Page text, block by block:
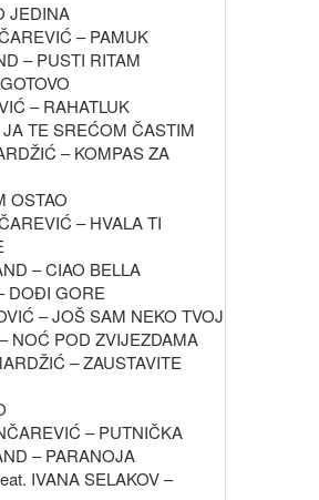
JEDINA
– PAMUK
– PUSTI RITAM
– RAHATLUK
TE SREĆOM ČASTIM
– KOMPAS ZA
OSTAO
– HVALA TI
– CIAO BELLA
DOĐI GORE
– JOŠ SAM NEKO TVOJ
NOĆ POD ZVIJEZDAMA
– ZAUSTAVITE
– PUTNIČKA
– PARANOJA
IVANA SELAKOV –